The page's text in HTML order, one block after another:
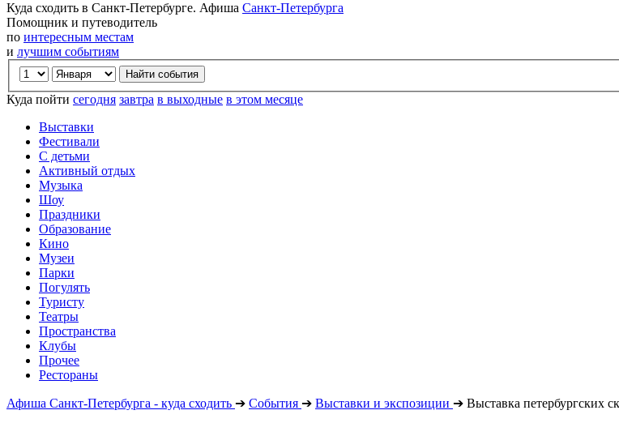
Куда сходить в Санкт-Петербурге. Афиша Санкт-Петербурга
Помощник и путеводитель
по интересным местам
и лучшим событиям
Куда пойти сегодня завтра в выходные в этом месяце
Выставки
Фестивали
С детьми
Активный отдых
Музыка
Шоу
Праздники
Образование
Кино
Музеи
Парки
Погулять
Туристу
Театры
Пространства
Клубы
Прочее
Рестораны
Афиша Санкт-Петербурга - куда сходить ➔ События ➔ Выставки и экспозиции ➔ Выставка петербургских